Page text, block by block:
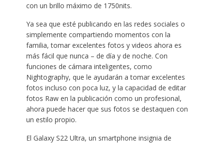
con un brillo máximo de 1750nits.
Ya sea que esté publicando en las redes sociales o
simplemente compartiendo momentos con la
familia, tomar excelentes fotos y videos ahora es
más fácil que nunca – de día y de noche. Con
funciones de cámara inteligentes, como
Nightography, que le ayudarán a tomar excelentes
fotos incluso con poca luz, y la capacidad de editar
fotos Raw en la publicación como un profesional,
ahora puede hacer que sus fotos se destaquen con
un estilo propio.
El Galaxy S22 Ultra, un smartphone insignia de